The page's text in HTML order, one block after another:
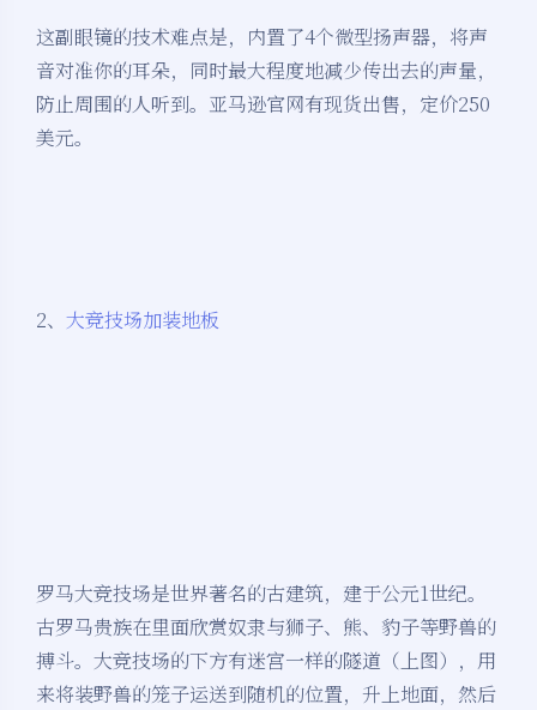
这副眼镜的技术难点是，内置了4个微型扬声器，将声
音对准你的耳朵，同时最大程度地减少传出去的声量，
防止周围的人听到。亚马逊官网有现货出售，定价250
美元。
2、 大竞技场加装地板
罗马大竞技场是世界著名的古建筑，建于公元1世纪。
古罗马贵族在里面欣赏奴隶与狮子、熊、豹子等野兽的
搏斗。大竞技场的下方有迷宫一样的隧道（上图），用
来将装野兽的笼子运送到随机的位置，升上地面，然后